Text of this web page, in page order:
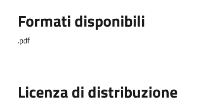
Formati disponibili
.pdf
Licenza di distribuzione